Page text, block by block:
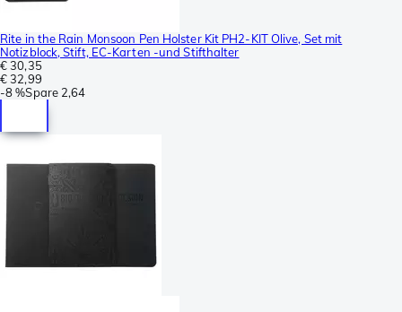
Rite in the Rain Monsoon Pen Holster Kit PH2-KIT Olive, Set mit
Notizblock, Stift, EC-Karten -und Stifthalter
€ 30,35
€ 32,99
-8 %Spare 2,64